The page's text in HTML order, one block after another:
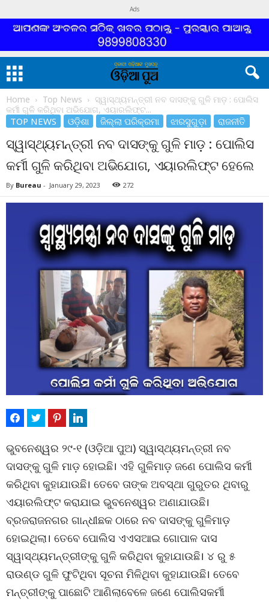
Ads
Home Top News
ସ୍ୱାସ୍ଥ୍ୟମନ୍ତ୍ରୀ ନବ ଦାସଙ୍କୁ ଗୁଳି ମାଡ଼ : ପୋଲିସ
କର୍ମୀ ଗୁଳି କରିଥିବା ଅଭିଯୋଗ, ଏୟାରଲିଫ୍ଟ...
TOP NEWS ଓଡ଼ିଶା ଜିଲ୍ଲା ପରିକ୍ରମା ଝାରସୁଗୁଡ଼ା ରାଜନୀତି
ସ୍ୱାସ୍ଥ୍ୟମନ୍ତ୍ରୀ ନବ ଦାସଙ୍କୁ ଗୁଳି ମାଡ଼ : ପୋଲିସ
କର୍ମୀ ଗୁଳି କରିଥିବା ଅଭିଯୋଗ, ଏୟାରଲିଫ୍ଟ ହେଲେ
By Bureau - January 29, 2023 272
ଭୁବନେଶ୍ୱର ୨୯-୧ (ଓଡ଼ିଆ ପୁଅ) ସ୍ୱାସ୍ଥ୍ୟମନ୍ତ୍ରୀ ନବ
ଦାସଙ୍କୁ ଗୁଳି ମାଡ଼ ହୋଇଛି। ଏହି ଗୁଳିମାଡ଼ ଜଣେ ପୋଲିସ କର୍ମୀ
କରିଥିବା କୁହାଯାଉଛି। ତେବେ ତାଙ୍କ ଅବସ୍ଥା ଗୁରୁତର ଥିବାରୁ
ଏୟାରଲିଫ୍ଟ କରାଯାଇ ଭୁବନେଶ୍ୱର ଅଣାଯାଉଛି।
ବ୍ରଜରାଜନଗର ଗାନ୍ଧୀଛକ ଠାରେ ନବ ଦାସଙ୍କୁ ଗୁଳିମାଡ଼
ହୋଇଥିଲା। ତେବେ ପୋଲିସ ଏଏସଆଇ ଗୋପାଳ ଦାସ
ସ୍ୱାସ୍ଥ୍ୟମନ୍ତ୍ରୀଙ୍କୁ ଗୁଳି କରିଥିବା କୁହାଯାଉଛି। ୪ ରୁ ୫
ରାଉଣ୍ଡ ଗୁଳି ଫୁଟିଥିବା ସୂଚନା ମିଳିଥିବା କୁହାଯାଉଛି। ତେବେ
ମନ୍ତ୍ରୀଙ୍କୁ ପାଛୋଟି ଆଣିଲାବେଳେ ଜଣେ ପୋଲିସକର୍ମୀ